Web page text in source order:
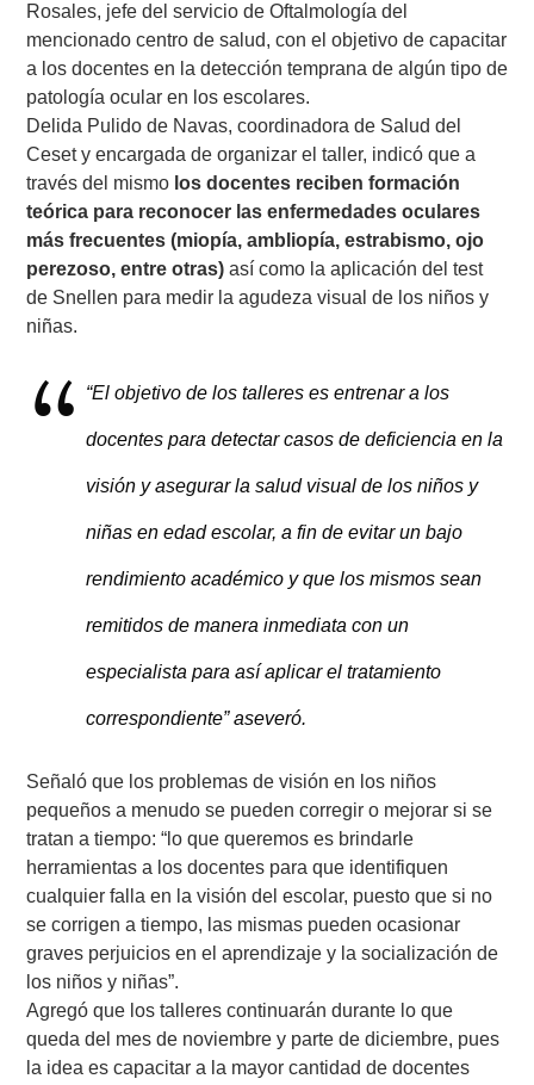
Rosales, jefe del servicio de Oftalmología del
mencionado centro de salud, con el objetivo de capacitar
a los docentes en la detección temprana de algún tipo de
patología ocular en los escolares.
Delida Pulido de Navas, coordinadora de Salud del
Ceset y encargada de organizar el taller, indicó que a
través del mismo los docentes reciben formación
teórica para reconocer las enfermedades oculares
más frecuentes (miopía, ambliopía, estrabismo, ojo
perezoso, entre otras) así como la aplicación del test
de Snellen para medir la agudeza visual de los niños y
niñas.
“El objetivo de los talleres es entrenar a los
docentes para detectar casos de deficiencia en la
visión y asegurar la salud visual de los niños y
niñas en edad escolar, a fin de evitar un bajo
rendimiento académico y que los mismos sean
remitidos de manera inmediata con un
especialista para así aplicar el tratamiento
correspondiente” aseveró.
Señaló que los problemas de visión en los niños
pequeños a menudo se pueden corregir o mejorar si se
tratan a tiempo: “lo que queremos es brindarle
herramientas a los docentes para que identifiquen
cualquier falla en la visión del escolar, puesto que si no
se corrigen a tiempo, las mismas pueden ocasionar
graves perjuicios en el aprendizaje y la socialización de
los niños y niñas”.
Agregó que los talleres continuarán durante lo que
queda del mes de noviembre y parte de diciembre, pues
la idea es capacitar a la mayor cantidad de docentes